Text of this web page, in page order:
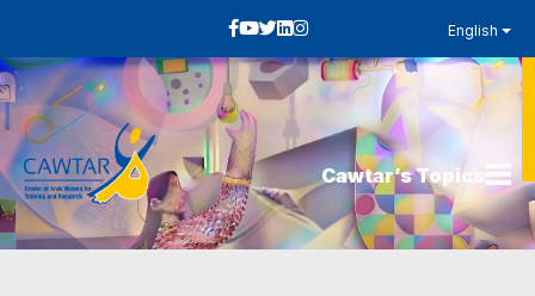
English
Cawtar’s Topics